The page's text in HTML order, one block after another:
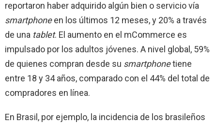
reportaron haber adquirido algún bien o servicio vía
smartphoneen los últimos 12 meses, y 20% a través
de una tablet. El aumento en el mCommerce es
impulsado por los adultos jóvenes. A nivel global, 59%
de quienes compran desde su smartphonetiene
entre 18 y 34 años, comparado con el 44% del total de
compradores en línea.
En Brasil, por ejemplo, la incidencia de los brasileños